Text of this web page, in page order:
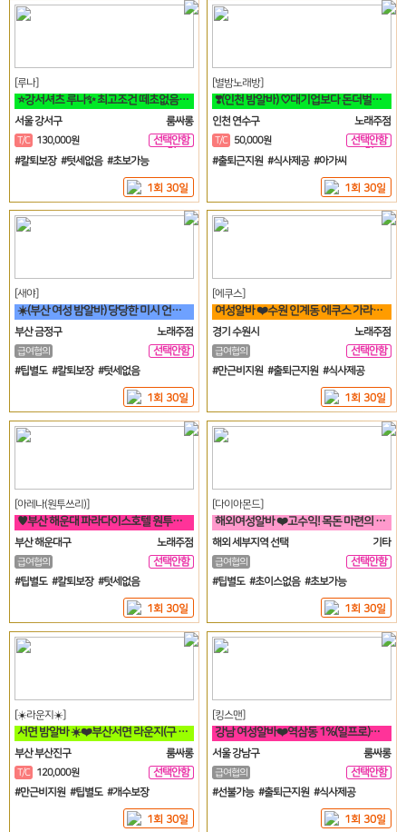
[루나]
⭐강서셔츠 루나✨ 최고조건 떼초없음! 케어보장! 60분 풀티13⭐
서울 강서구
룸싸롱
T/C 130,000원
선택안함
일
#칼퇴보장 #텃세없음 #초보가능
1회 30일
[별밤노래방]
❣️(인천 밤알바) ♡대기업보다 돈더벌자 젊은실장♡❣️
인천 연수구
노래주점
T/C 50,000원
선택안함
일
#출퇴근지원 #식사제공 #아가씨
1회 30일
[새야]
☀️(부산 여성 밤알바) 당당한 미시 언니들 구함☀️
부산 금정구
노래주점
급여협의
선택안함
#팁별도 #칼퇴보장 #텃세없음
1회 30일
[에쿠스]
여성알바 ❤️수원 인계동 에쿠스 가라오케&하이퍼블릭❤️
경기 수원시
노래주점
급여협의
선택안함
#만근비지원 #출퇴근지원 #식사제공
1회 30일
[아레나(원투쓰리)]
♥️부산 해운대 파라다이스호텔 원투쓰리 클럽 영업진 구합니다♥️
부산 해운대구
노래주점
급여협의
선택안함
#팁별도 #칼퇴보장 #텃세없음
1회 30일
[다이아몬드]
해외여성알바 ❤️고수익! 목돈 마련의 꿈! 미국에서 이루세요❤️
해외 세부지역 선택
기타
급여협의
선택안함
#팁별도 #초이스없음 #초보가능
1회 30일
[☀️라운지☀️]
서면 밤알바 ☀️❤️부산서면 라운지(구 갤러리) 언니들 모십니다❤️☀️
부산 부산진구
룸싸롱
T/C 120,000원
선택안함
일
#만근비지원 #팁별도 #개수보장
1회 30일
[킹스맨]
강남 여성알바❤️역삼동 1%(일프로)&텐프로 직영 강남 1등❤️
서울 강남구
룸싸롱
급여협의
선택안함
일
#선불가능 #출퇴근지원 #식사제공
1회 30일